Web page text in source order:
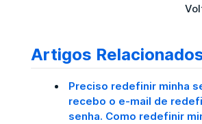
Artigos
Preciso redefinir minha
recebo o e-mail de
senha. Como redefinir